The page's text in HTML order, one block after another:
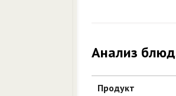
Анализ
Продукт